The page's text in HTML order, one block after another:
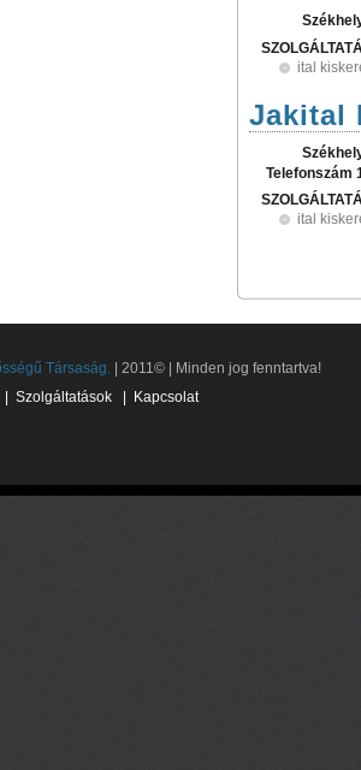
ital
Jakital
Telefonszám
ital
Társaság. | 2011© | Minden jog fenntartva!
Szolgáltatások Kapcsolat